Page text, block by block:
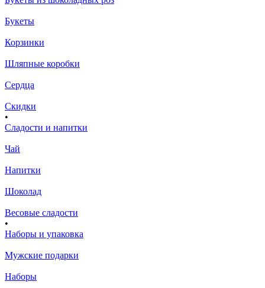
Букеты
Корзинки
Шляпные коробки
Сердца
Скидки
•
Сладости и напитки
Чай
Напитки
Шоколад
Весовые сладости
•
Наборы и упаковка
Мужские подарки
Наборы